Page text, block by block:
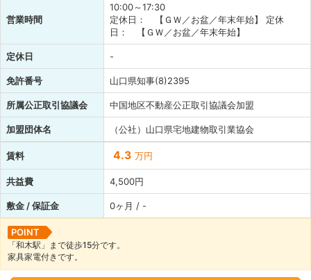
営業時間
10:00～17:30
定休日： 【ＧＷ／お盆／年末年始】 定休
日： 【ＧＷ／お盆／年末年始】
定休日 -
免許番号 山口県知事(8)2395
所属公正取引協議会 中国地区不動産公正取引協議会加盟
加盟団体名 （公社）山口県宅地建物取引業協会
賃料 4.3 万円
共益費 4,500円
敷金 / 保証金 0ヶ月 / -
POINT
「和木駅」まで徒歩15分です。
家具家電付きです。